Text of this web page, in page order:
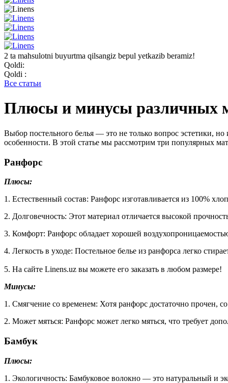
2 ta mahsulotni buyurtma qilsangiz bepul yetkazib beramiz!
Qoldi:
Qoldi :
Все статьи
Плюсы и минусы различных
Выбор постельного белья — это не только вопрос эстетики,
особенности. В этой статье мы рассмотрим три популярных
Ранфорс
Плюсы:
1. Естественный состав: Ранфорс изготавливается из 100%
2. Долговечность: Этот материал отличается высокой
3. Комфорт: Ранфорс обладает хорошей
4. Легкость в уходе: Постельное белье из ранфорса легко
5. На сайте Linens.uz вы можете его заказать в любом размере!
Минусы:
1. Смягчение со временем: Хотя ранфорс достаточно прочен,
2. Может мяться: Ранфорс может легко мяться, что требует
Бамбук
Плюсы:
1. Экологичность: Бамбуковое волокно — это натуральный и